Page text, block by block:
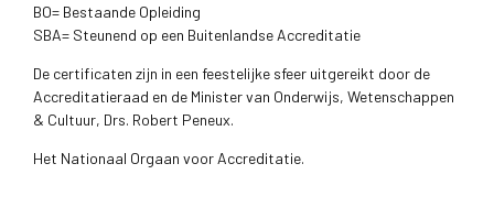
BO= Bestaande Opleiding
SBA= Steunend op een Buitenlandse Accreditatie
De certificaten zijn in een feestelijke sfeer uitgereikt door de
Accreditatieraad en de Minister van Onderwijs, Wetenschappen
& Cultuur, Drs. Robert Peneux.
Het Nationaal Orgaan voor Accreditatie.